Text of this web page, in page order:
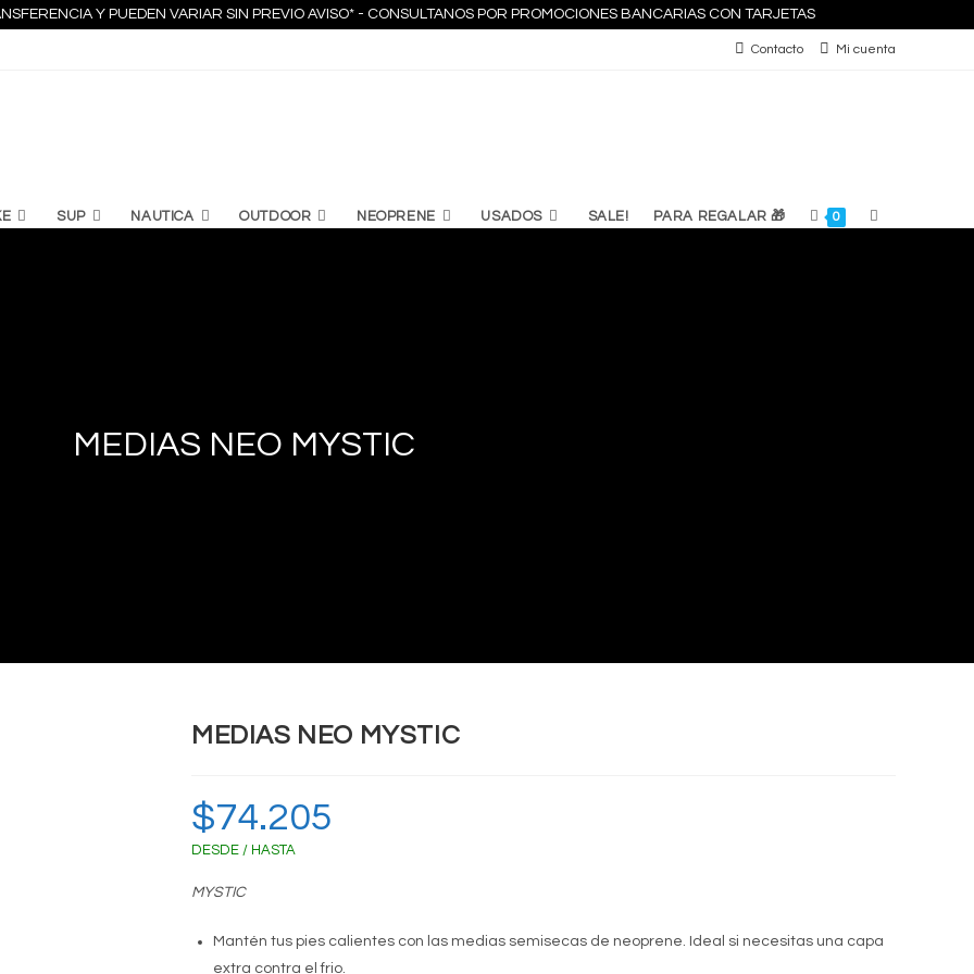
Y PUEDEN VARIAR SIN PREVIO AVISO* - CONSULTANOS POR PROMOCIONES BANCARIAS CON TARJETAS
Contacto Mi cuenta
SUP NAUTICA OUTDOOR NEOPRENE USADOS SALE! PARA REGALAR 🎁 0 ALTERNAR
MEDIAS NEO MYSTIC
MEDIAS NEO MYSTIC
$74.205
DESDE / HASTA
MYSTIC
Mantén tus pies calientes con las medias semisecas de neoprene. Ideal si necesitas una capa
extra contra el frio.